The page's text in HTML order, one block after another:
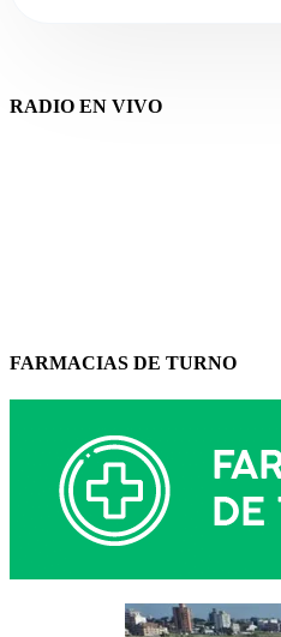
RADIO EN VIVO
FARMACIAS DE TURNO